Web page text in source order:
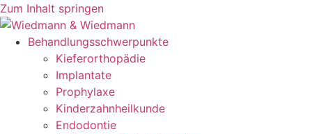
Zum Inhalt springen
Behandlungsschwerpunkte
Kieferorthopädie
Implantate
Prophylaxe
Kinderzahnheilkunde
Endodontie